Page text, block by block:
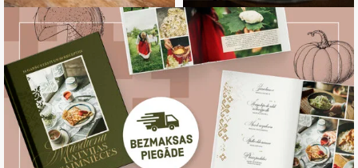
ZIRNĪŠU BIEZENI